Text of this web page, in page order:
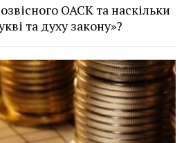
ОАСК та наскільки
та духу закону»?